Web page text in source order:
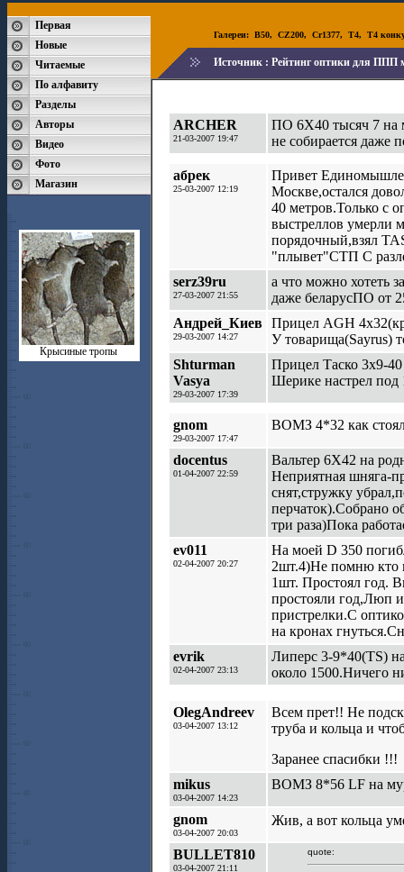
Первая
Новые
Читаемые
По алфавиту
Разделы
Авторы
Видео
Фото
Магазин
Крысиные тропы
Галереи: B50, CZ200, Cr1377, T4, T4
Источник : Рейтинг оптики для ППП
ARCHER
21-03-2007 19:47
ПО 6X40 тысяч 7 на
не собирается даже
абрек
25-03-2007 12:19
Привет
Москве,остался
40 метров.Только с
выстреллов умерли
порядочный,взял
"плывет"СТП С
serz39ru
27-03-2007 21:55
а что можно хотеть
даже беларусПО от
Андрей_Киев
29-03-2007 14:27
Прицел AGH
У товарища(Sayrus)
Shturman
Vasya
29-03-2007 17:39
Прицел Таско 3х9-
Шерике настрел под
gnom
29-03-2007 17:47
ВОМЗ 4*32 как стоял
docentus
01-04-2007 22:59
Вальтер 6Х42 на
Неприятная шняга-
снят,стружку
перчаток).Собрано
три раза)Пока
ev011
02-04-2007 20:27
На моей D 350
2шт.4)Не помню кто
1шт. Простоял год.
простояли год,Люп
пристрелки.С
на кронах
evrik
02-04-2007 23:13
Липерс 3-9*40(TS)
около 1500.Ничего
OlegAndreev
03-04-2007 13:12
Всем прет!! Не
труба и кольца и
Заранее спасибки !!!
mikus
03-04-2007 14:23
ВОМЗ 8*56 LF на
gnom
03-04-2007 20:03
Жив, а вот кольца
BULLET810
03-04-2007 21:11
quote: